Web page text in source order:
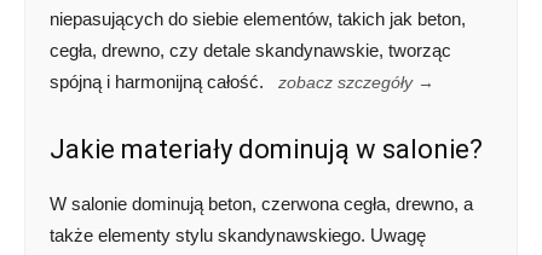
niepasujących do siebie elementów, takich jak beton,
cegła, drewno, czy detale skandynawskie, tworząc
spójną i harmonijną całość.
zobacz szczegóły →
Jakie materiały dominują w salonie?
W salonie dominują beton, czerwona cegła, drewno, a
także elementy stylu skandynawskiego. Uwagę